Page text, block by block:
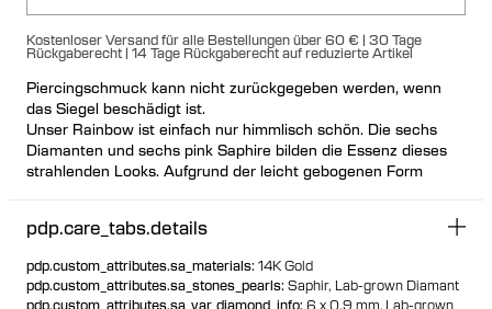
Kostenloser Versand für alle Bestellungen über 60 € | 30 Tage
Rückgaberecht | 14 Tage Rückgaberecht auf reduzierte Artikel
Piercingschmuck kann nicht zurückgegeben werden, wenn
das Siegel beschädigt ist.
Unser Rainbow ist einfach nur himmlisch schön. Die sechs
Diamanten und sechs pink Saphire bilden die Essenz dieses
strahlenden Looks. Aufgrund der leicht gebogenen Form
Lesen Sie mehr überMaria Black Piercing
pdp.care_tabs.details
pdp.custom_attributes.sa_materials: 14K Gold
pdp.custom_attributes.sa_stones_pearls: Saphir Lab-grown Diamant
pdp.custom_attributes.sa_var_diamond_info: 6 x 0,9 mm. Lab-grown